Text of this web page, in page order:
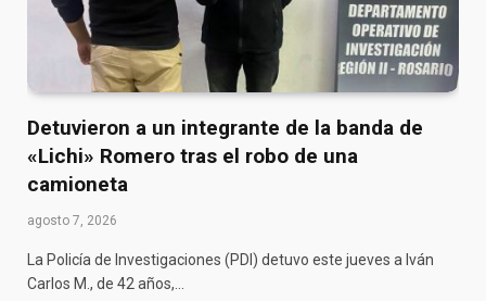
Detuvieron a un integrante de la banda de
«Lichi» Romero tras el robo de una
camioneta
agosto 7, 2026
La Policía de Investigaciones (PDI) detuvo este jueves a Iván
Carlos M., de 42 años,…